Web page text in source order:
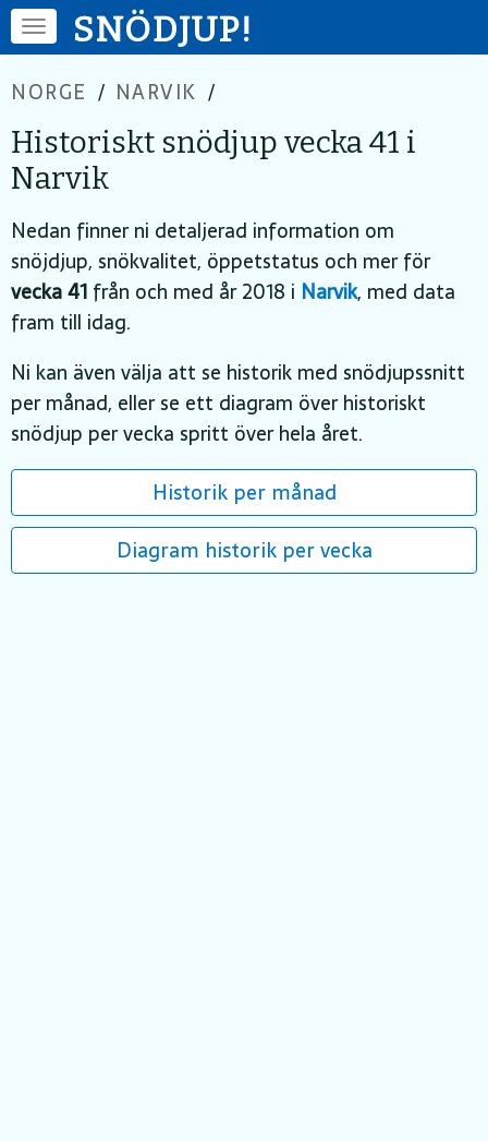
SNÖDJUP!
NORGE / NARVIK /
Historiskt snödjup vecka 41 i
Narvik
Nedan finner ni detaljerad information om
snöjdjup, snökvalitet, öppetstatus och mer för
vecka 41 från och med år 2018 i Narvik, med data
fram till idag.
Ni kan även välja att se historik med snödjupssnitt
per månad, eller se ett diagram över historiskt
snödjup per vecka spritt över hela året.
Historik per månad
Diagram historik per vecka